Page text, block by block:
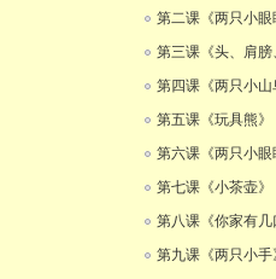
第二课《两只小
第三课《头、肩
第四课《两只小
第五课《玩具熊
第六课《两只小
第七课《小茶壶
第八课《你家有
第九课《两只小